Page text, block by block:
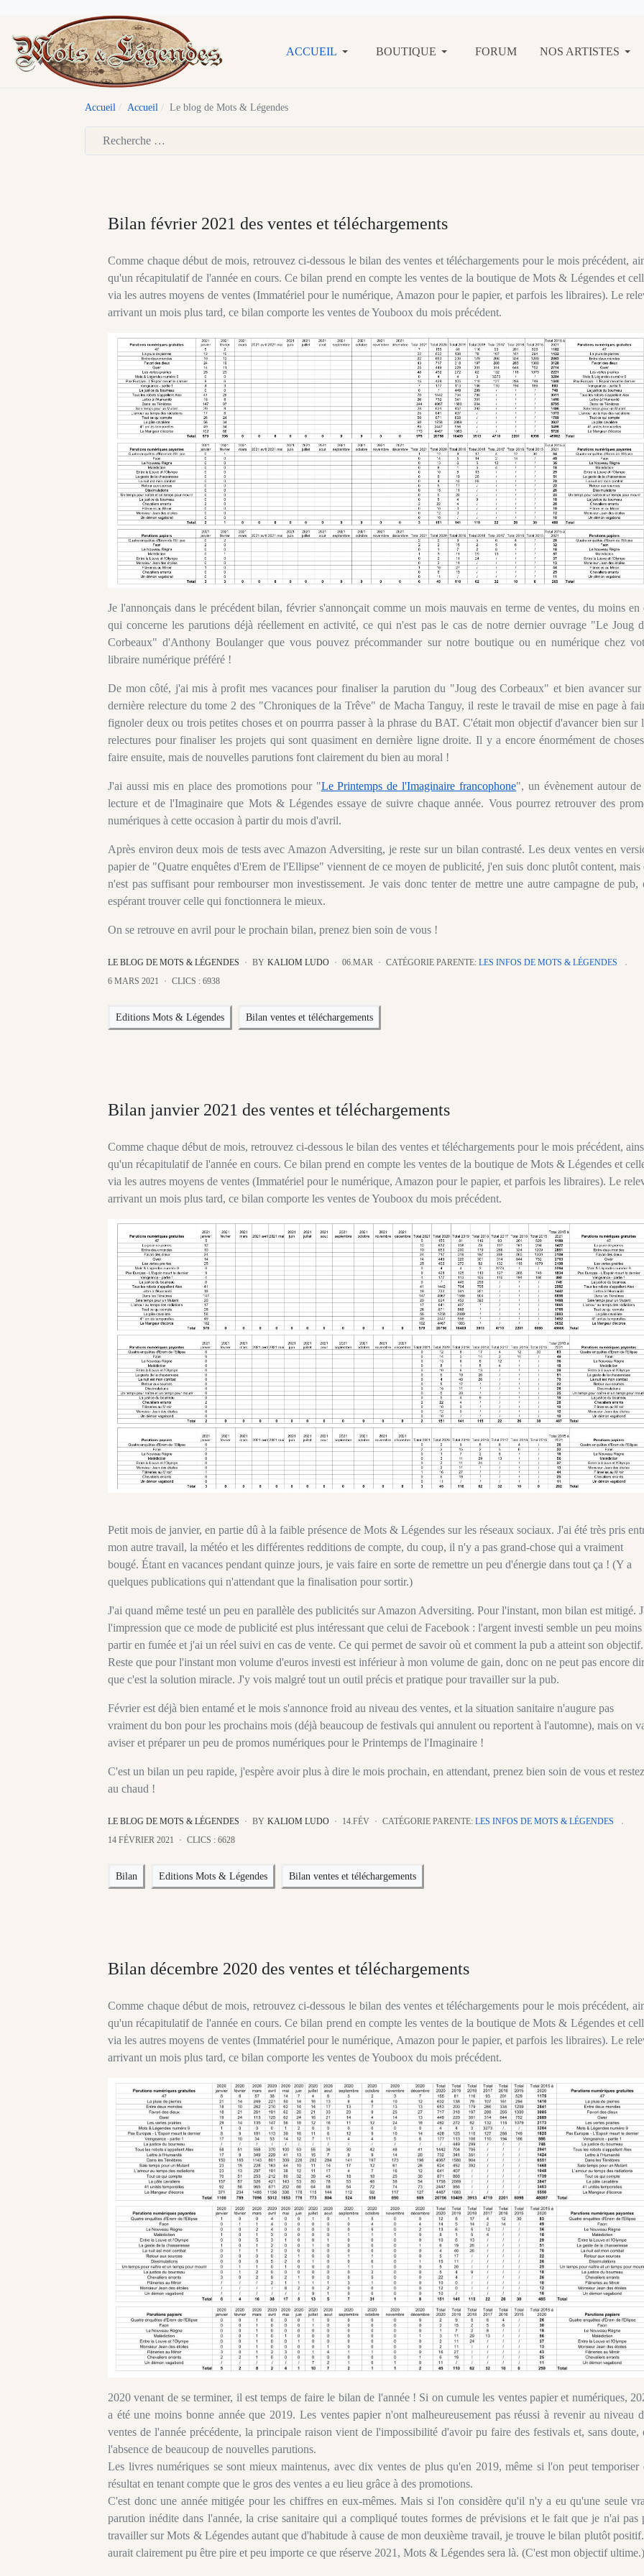
ACCUEIL BOUTIQUE FORUM NOS ARTISTES
Accueil Accueil Le blog de Mots & Légendes
Bilan février 2021 des ventes et téléchargements
Comme chaque début de mois, retrouvez ci-dessous le bilan des ventes et téléchargements pour le mois précédent,
qu'un récapitulatif de l'année en cours. Ce bilan prend en compte les ventes de la boutique de Mots & Légendes et
via les autres moyens de ventes (Immatériel pour le numérique, Amazon pour le papier, et parfois les libraires). Le
arrivant un mois plus tard, ce bilan comporte les ventes de Youboox du mois précédent.
Je l'annonçais dans le précédent bilan, février s'annonçait comme un mois mauvais en terme de ventes, du moins en
qui concerne les parutions déjà réellement en activité, ce qui n'est pas le cas de notre dernier ouvrage "Le Joug
Corbeaux" d'Anthony Boulanger que vous pouvez précommander sur notre boutique ou en numérique chez
libraire numérique préféré !
De mon côté, j'ai mis à profit mes vacances pour finaliser la parution du "Joug des Corbeaux" et bien avancer sur
dernière relecture du tome 2 des "Chroniques de la Trêve" de Macha Tanguy, il reste le travail de mise en page à
fignoler deux ou trois petites choses et on pourrra passer à la phrase du BAT. C'était mon objectif d'avancer bien sur
relectures pour finaliser les projets qui sont quasiment en dernière ligne droite. Il y a encore énormément de
faire ensuite, mais de nouvelles parutions font clairement du bien au moral !
J'ai aussi mis en place des promotions pour "Le Printemps de l'Imaginaire francophone", un évènement autour de
lecture et de l'Imaginaire que Mots & Légendes essaye de suivre chaque année. Vous pourrez retrouver des
numériques à cette occasion à partir du mois d'avril.
Après environ deux mois de tests avec Amazon Adversiting, je reste sur un bilan contrasté. Les deux ventes en
papier de "Quatre enquêtes d'Erem de l'Ellipse" viennent de ce moyen de publicité, j'en suis donc plutôt content, mais
n'est pas suffisant pour rembourser mon investissement. Je vais donc tenter de mettre une autre campagne de pub,
espérant trouver celle qui fonctionnera le mieux.
On se retrouve en avril pour le prochain bilan, prenez bien soin de vous !
LE BLOG DE MOTS & LÉGENDES BY KALIOM LUDO 06.MAR CATÉGORIE PARENTE: LES INFOS DE MOTS & LÉGENDES
6 MARS 2021
CLICS : 6938
Editions Mots & Légendes Bilan ventes et téléchargements
Bilan janvier 2021 des ventes et téléchargements
Comme chaque début de mois, retrouvez ci-dessous le bilan des ventes et téléchargements pour le mois précédent,
qu'un récapitulatif de l'année en cours. Ce bilan prend en compte les ventes de la boutique de Mots & Légendes et
via les autres moyens de ventes (Immatériel pour le numérique, Amazon pour le papier, et parfois les libraires). Le
arrivant un mois plus tard, ce bilan comporte les ventes de Youboox du mois précédent.
Petit mois de janvier, en partie dû à la faible présence de Mots & Légendes sur les réseaux sociaux. J'ai été très pris
mon autre travail, la météo et les différentes redditions de compte, du coup, il n'y a pas grand-chose qui a vraiment
bougé. Étant en vacances pendant quinze jours, je vais faire en sorte de remettre un peu d'énergie dans tout ça ! (Y a
quelques publications qui n'attendant que la finalisation pour sortir.)
J'ai quand même testé un peu en parallèle des publicités sur Amazon Adversiting. Pour l'instant, mon bilan est mitigé.
l'impression que ce mode de publicité est plus intéressant que celui de Facebook : l'argent investi semble un peu moins
partir en fumée et j'ai un réel suivi en cas de vente. Ce qui permet de savoir où et comment la pub a atteint son objectif.
Reste que pour l'instant mon volume d'euros investi est inférieur à mon volume de gain, donc on ne peut pas encore
que c'est la solution miracle. J'y vois malgré tout un outil précis et pratique pour travailler sur la pub.
Février est déjà bien entamé et le mois s'annonce froid au niveau des ventes, et la situation sanitaire n'augure pas
vraiment du bon pour les prochains mois (déjà beaucoup de festivals qui annulent ou reportent à l'automne), mais on
aviser et préparer un peu de promos numériques pour le Printemps de l'Imaginaire !
C'est un bilan un peu rapide, j'espère avoir plus à dire le mois prochain, en attendant, prenez bien soin de vous et restez
au chaud !
LE BLOG DE MOTS & LÉGENDES BY KALIOM LUDO 14.FÉV CATÉGORIE PARENTE: LES INFOS DE MOTS & LÉGENDES
14 FÉVRIER 2021
CLICS : 6628
Bilan Editions Mots & Légendes Bilan ventes et téléchargements
Bilan décembre 2020 des ventes et téléchargements
Comme chaque début de mois, retrouvez ci-dessous le bilan des ventes et téléchargements pour le mois précédent,
qu'un récapitulatif de l'année en cours. Ce bilan prend en compte les ventes de la boutique de Mots & Légendes et
via les autres moyens de ventes (Immatériel pour le numérique, Amazon pour le papier, et parfois les libraires). Le
arrivant un mois plus tard, ce bilan comporte les ventes de Youboox du mois précédent.
2020 venant de se terminer, il est temps de faire le bilan de l'année ! Si on cumule les ventes papier et numériques,
a été une moins bonne année que 2019. Les ventes papier n'ont malheureusement pas réussi à revenir au niveau
ventes de l'année précédente, la principale raison vient de l'impossibilité d'avoir pu faire des festivals et, sans doute,
l'absence de beaucoup de nouvelles parutions.
Les livres numériques se sont mieux maintenus, avec dix ventes de plus qu'en 2019, même si l'on peut temporiser
résultat en tenant compte que le gros des ventes a eu lieu grâce à des promotions.
C'est donc une année mitigée pour les chiffres en eux-mêmes. Mais si l'on considère qu'il n'y a eu qu'une seule
parution inédite dans l'année, la crise sanitaire qui a compliqué toutes formes de prévisions et le fait que je n'ai pas
travailler sur Mots & Légendes autant que d'habitude à cause de mon deuxième travail, je trouve le bilan plutôt
aurait clairement pu être pire et peu importe ce que réserve 2021, Mots & Légendes sera là. (C'est mon objectif ultime.)